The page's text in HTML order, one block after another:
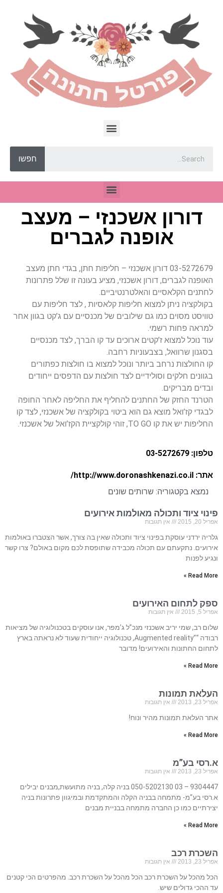
חפשו
דורון אשכנזי – מעצב
אופנה לגברים
03-5272679 דורון אשכנזי – חליפות חתן, בגדי חתן מעצב
האופנה לגברים, דורון אשכנזי, מציע בעונה זו שלל פתרונות
לחתנים הקלאסיים והאלטרנטיביים.
בקולקציה ניתן למצוא חליפות קלאסיות , לצד חליפות עם
טוויסט מסוים כמו גם שילובים של מכנסיים עם ג’קט בגוון אחר
למראה פחות רשמי.
עוד נוכל למצוא ז’קטים ארוכים עד קו הברך, לצד מכנסיים
בסגנון שרוואל, בצבעוניות רחבה.
קו החולצות נרחב ביותר ונוכל למצוא בו חולצות כפתורים
בגוונים חלקים וסולידיים לצד חולצות עם הדפסים ייחודים
ובדים מבריקים.
הטרנד החזק של החתנים להחליף את החליפה לאחר החופה
לבגדי קז’ואל מוצא גם הוא ביטוי בקולקציה של אשכנזי, לצד קו
החליפות יש את קו TO GO, זוהי קולקציית הקז’ואל של אשכנזי.
טלפון: 03-5272679
אתר: http://www.doronashkenazi.co.il/
נמצא בקטגוריה: שרותים שונים
פינוי ציוד ותכולה מאולמות אירועים
אפריל 20, 2015 אין תגובות
גלריה ירדני עוסקת בפינוי ציוד ותכולה שאין בה צורך, אשר הצטברו באולמות
אירועים. נתקעתם עם תכולה מכבידה שתופסת לכם מקום באולם? צרו קשר
ונגיע לפנות
Read More »
ספק לתחום האירועים
אפריל 5, 2015 אין תגובות
שלום רב, שמי יריב אשכנזי מנכ”ל ג’מפר, אנו עוסקים בטכנולוגיה של מציאות
רבודה “”Augmented reality, טכנולוגיה ייחודית שעוד לא נראתה בארץ
לתחום החתונות והאירועים! מדובר
Read More »
העלאת תמונות
אפריל 23, 2013 אין תגובות
אתר העלאת תמונות מהיר ונוח!
Read More »
א.רסי בע”מ
אפריל 23, 2013 אין תגובות
9304447 – 03 050-5202130 בניה קלה, בניה מתועשת,מבנים יבילים
א.רסי בע”מ- מתמחה בבניה הקלה והמתקדמת ובמיגוון פתרונות בניה
יצירתיים כמו כן החברה מתמחה בבניית מבנים
Read More »
השכרת רכב
אפריל 23, 2013 אין תגובות
הכל מהכל על השכרת רכב הכל מהכל על השכרת רכב. מהפרטים הכי קטנים
עד ההכי גדולים שיש.